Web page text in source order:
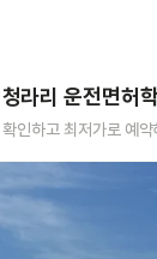
라리 운전면허
인하고 최저가로 예약